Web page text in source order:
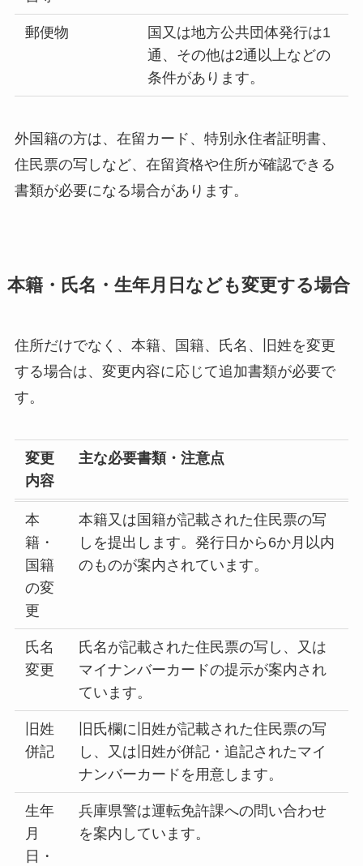
郵便物
国又は地方公共団体発行は1
通、その他は2通以上などの
条件があります。
外国籍の方は、在留カード、特別永住者証明書、
住民票の写しなど、在留資格や住所が確認できる
書類が必要になる場合があります。
本籍・氏名・生年月日なども変更する場合
住所だけでなく、本籍、国籍、氏名、旧姓を変更
する場合は、変更内容に応じて追加書類が必要で
す。
変更
内容
主な必要書類・注意点
本
籍・
国籍
の変
更
本籍又は国籍が記載された住民票の写
しを提出します。発行日から6か月以内
のものが案内されています。
氏名
変更
氏名が記載された住民票の写し、又は
マイナンバーカードの提示が案内され
ています。
旧姓
併記
旧氏欄に旧姓が記載された住民票の写
し、又は旧姓が併記・追記されたマイ
ナンバーカードを用意します。
生年
月
日・
兵庫県警は運転免許課への問い合わせ
を案内しています。